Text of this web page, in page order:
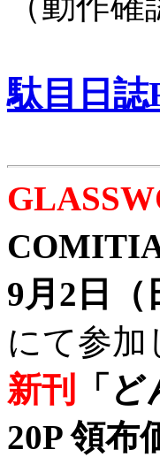
駄目日誌
9月2日（
にて参加
新刊
「
20P 領布